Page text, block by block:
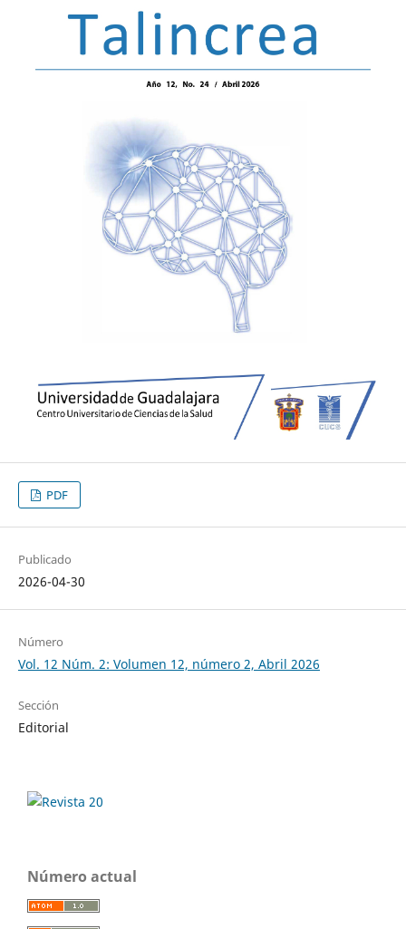
PDF
Publicado
2026-04-30
Número
Vol. 12 Núm. 2: Volumen 12, número 2, Abril 2026
Sección
Editorial
Número actual